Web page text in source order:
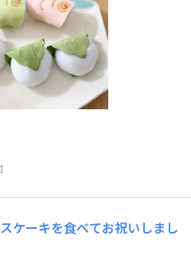
ケーキを食べてお祝いしまし